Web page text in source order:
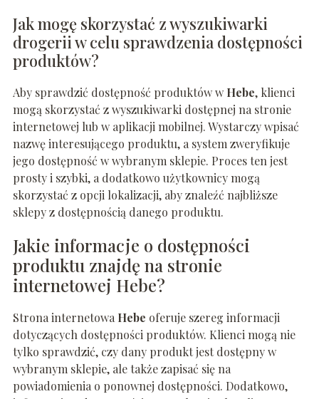
Jak mogę skorzystać z wyszukiwarki
drogerii w celu sprawdzenia dostępności
produktów?
Aby sprawdzić dostępność produktów w Hebe, klienci
mogą skorzystać z wyszukiwarki dostępnej na stronie
internetowej lub w aplikacji mobilnej. Wystarczy wpisać
nazwę interesującego produktu, a system zweryfikuje
jego dostępność w wybranym sklepie. Proces ten jest
prosty i szybki, a dodatkowo użytkownicy mogą
skorzystać z opcji lokalizacji, aby znaleźć najbliższe
sklepy z dostępnością danego produktu.
Jakie informacje o dostępności
produktu znajdę na stronie
internetowej Hebe?
Strona internetowaHebe oferuje szereg informacji
dotyczących dostępności produktów. Klienci mogą nie
tylko sprawdzić, czy dany produkt jest dostępny w
wybranym sklepie, ale także zapisać się na
powiadomienia o ponownej dostępności. Dodatkowo,